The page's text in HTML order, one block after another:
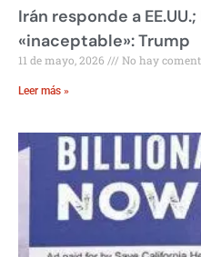
Irán responde a
«inaceptable»: Trump
11 de mayo, 2026 No hay
Leer más »